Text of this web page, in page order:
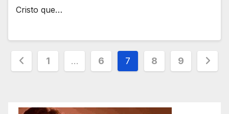
Cristo que…
Paginación
entradas
1 … 6 7 8 9